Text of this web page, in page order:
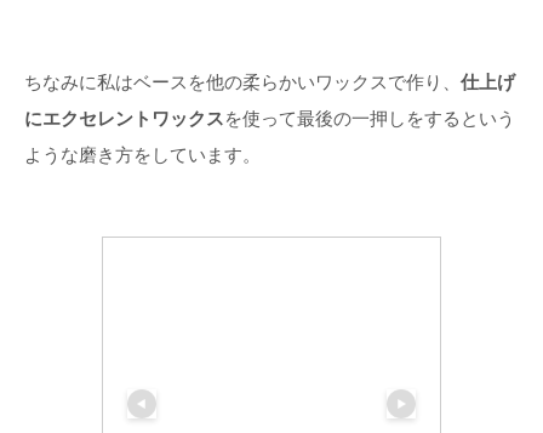
ちなみに私はベースを他の柔らかいワックスで作り、 仕上げ
にエクセレントワックスを使って最後の一押しをするという
ような磨き方をしています。